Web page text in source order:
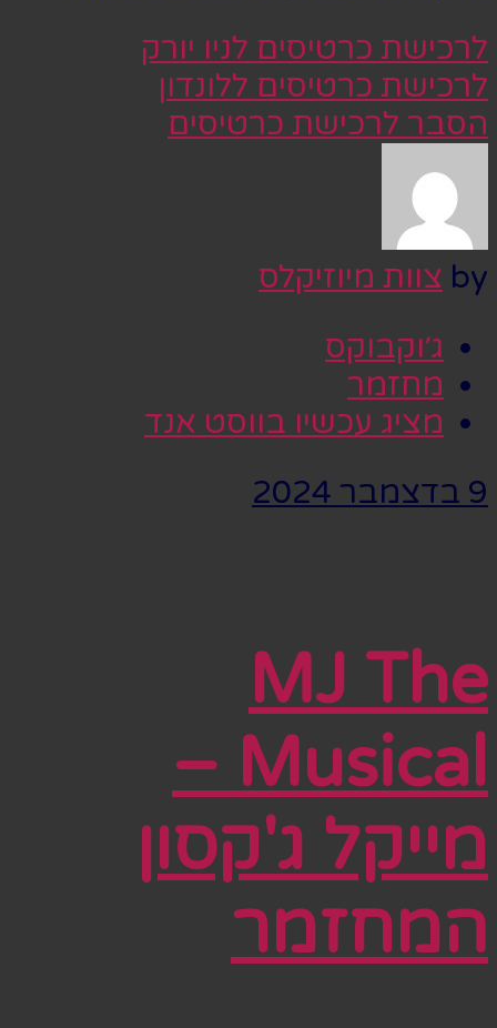
לרכישת כרטיסים לניו יורק
לרכישת כרטיסים ללונדון
הסבר לרכישת כרטיסים
by צוות מיוזיקלס
ג׳וקבוקס
מחזמר
מציג עכשיו בווסט אנד
9 בדצמבר 2024
MJ The
Musical –
מייקל ג'קסון
המחזמר